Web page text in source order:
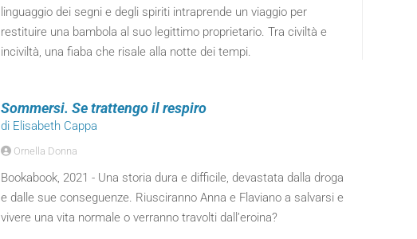
linguaggio dei segni e degli spiriti intraprende un viaggio per
restituire una bambola al suo legittimo proprietario. Tra civiltà e
inciviltà, una fiaba che risale alla notte dei tempi.
Sommersi. Se trattengo il respiro
di Elisabeth Cappa
Ornella Donna
Bookabook, 2021 - Una storia dura e difficile, devastata dalla droga
e dalle sue conseguenze. Riusciranno Anna e Flaviano a salvarsi e
vivere una vita normale o verranno travolti dall’eroina?